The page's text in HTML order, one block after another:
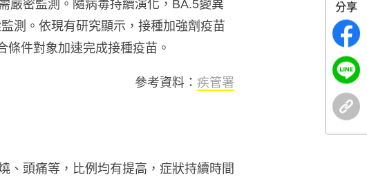
嚴密監測。隨病毒持續演化，BA.5變異
測。依現有研究顯示，接種加強劑疫苗
件對象加速完成接種疫苗。
參考資料： 疾管署
、頭痛等，比例均有提高，症狀持續時間
分享